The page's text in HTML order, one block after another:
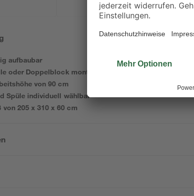
aufbaubar
oder Doppelblock montiert werden
von 90 cm
Spüle individuell wählbar
von 205 x 310 x 60 cm